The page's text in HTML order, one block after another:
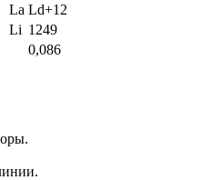
La Ld+12
Li 1249
0,086